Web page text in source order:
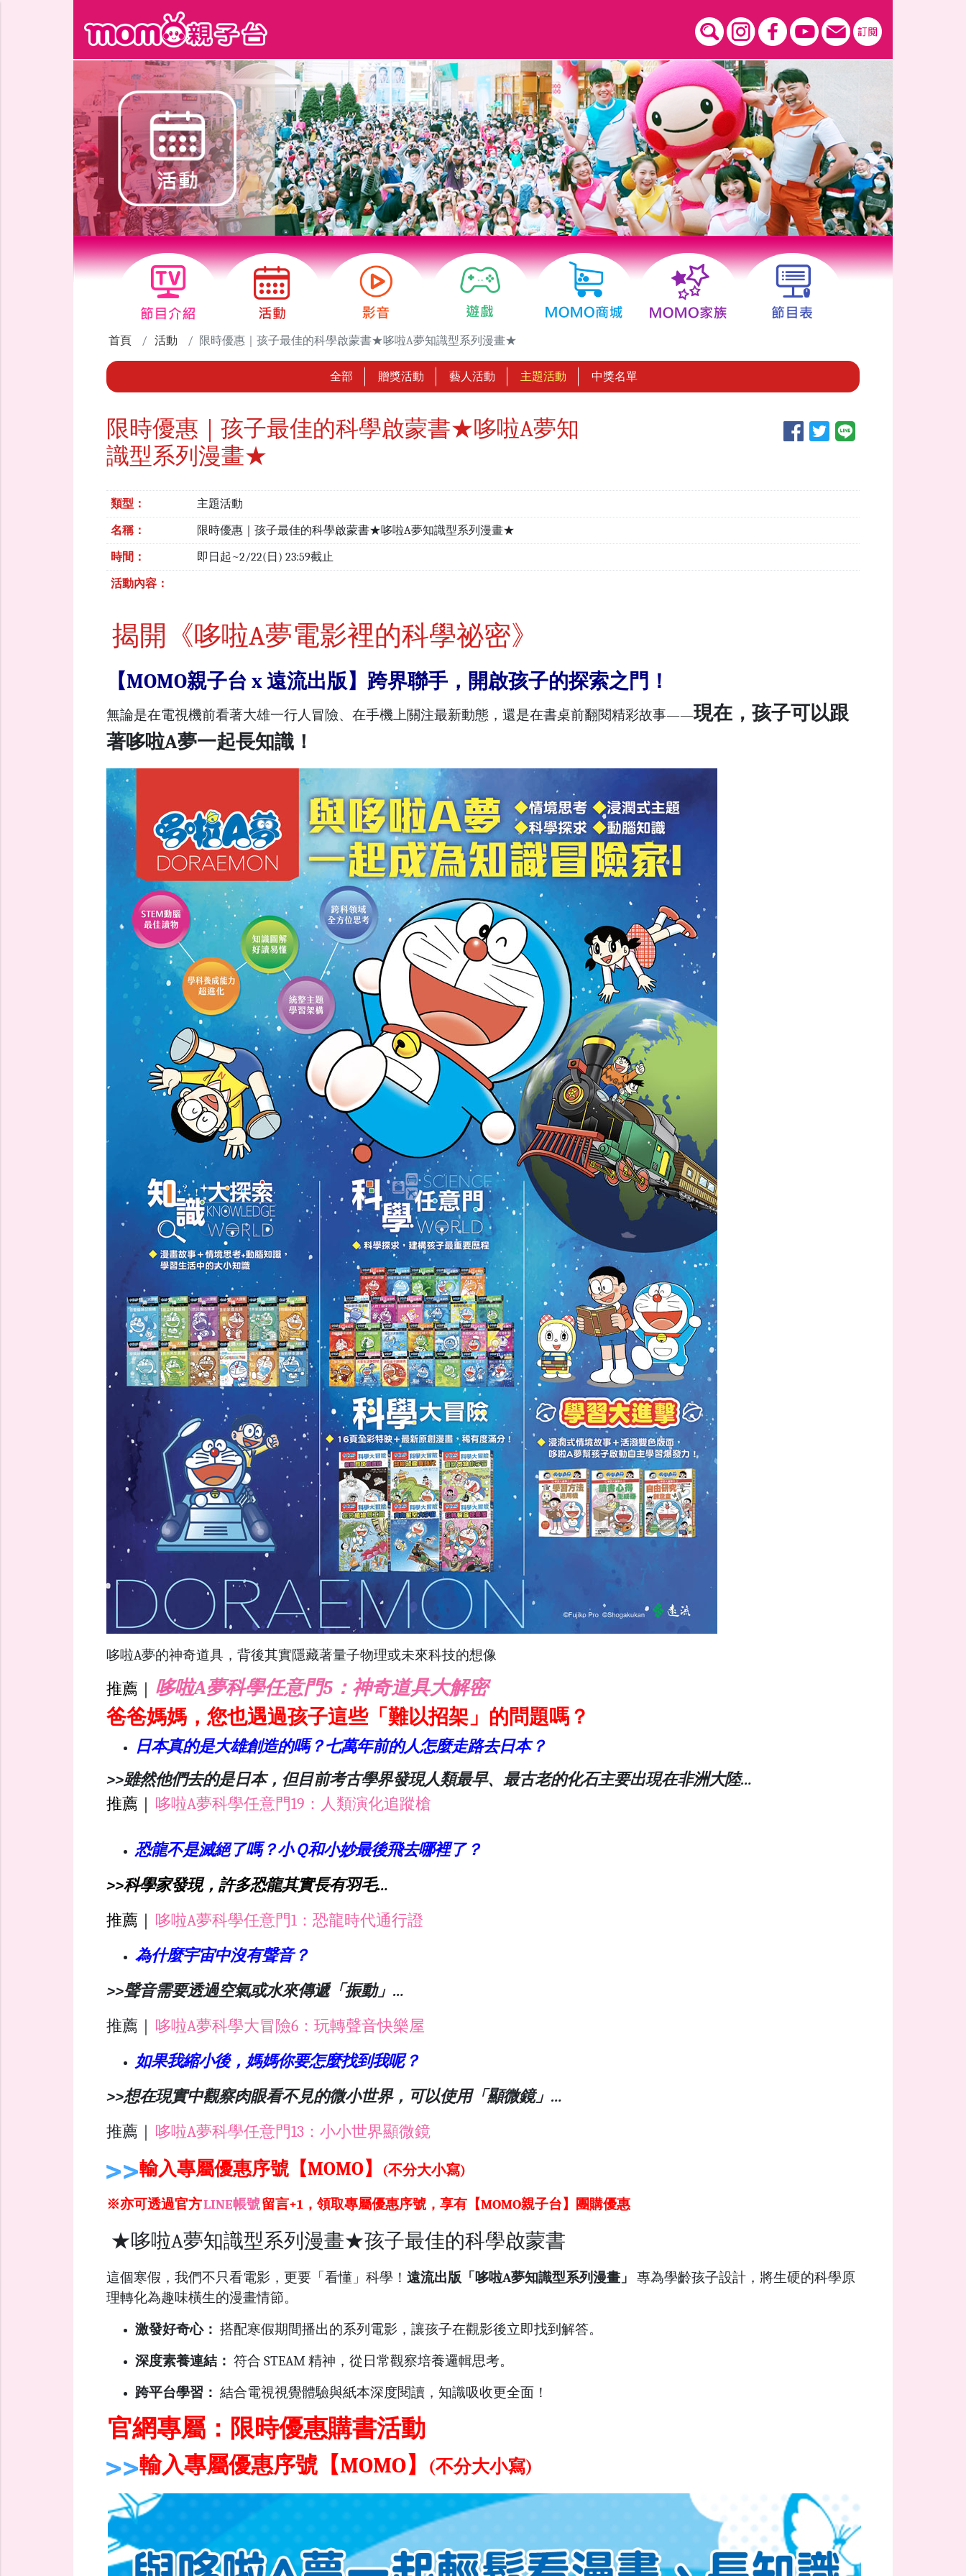
首頁 活動 限時優惠｜孩子最佳的科學啟蒙書★哆啦A夢知識型系列漫畫★
全部 贈獎活動 藝人活動 主題活動 中獎名單
限時優惠｜孩子最佳的科學啟蒙書★哆啦A夢知
識型系列漫畫★
類型： 主題活動
名稱： 限時優惠｜孩子最佳的科學啟蒙書★哆啦A夢知識型系列漫畫★
時間： 即日起~2/22(日) 23:59截止
活動內容：
揭開《哆啦A夢電影裡的科學祕密》
【MOMO親子台 x 遠流出版】跨界聯手，開啟孩子的探索之門！
無論是在電視機前看著大雄一行人冒險、在手機上關注最新動態，還是在書桌前翻閱精彩故事——現在，孩子可以跟
著哆啦A夢一起長知識！
哆啦A夢的神奇道具，背後其實隱藏著量子物理或未來科技的想像
推薦｜ 哆啦A夢科學任意門5：神奇道具大解密
爸爸媽媽，您也遇過孩子這些「難以招架」的問題嗎？
日本真的是大雄創造的嗎？七萬年前的人怎麼走路去日本？
>>雖然他們去的是日本，但目前考古學界發現人類最早、最古老的化石主要出現在非洲大陸…
推薦｜ 哆啦A夢科學任意門19：人類演化追蹤槍
恐龍不是滅絕了嗎？小Ｑ和小妙最後飛去哪裡了？
>>科學家發現，許多恐龍其實長有羽毛…
推薦｜ 哆啦A夢科學任意門1：恐龍時代通行證
為什麼宇宙中沒有聲音？
>>聲音需要透過空氣或水來傳遞「振動」…
推薦｜ 哆啦A夢科學大冒險6：玩轉聲音快樂屋
如果我縮小後，媽媽你要怎麼找到我呢？
>>想在現實中觀察肉眼看不見的微小世界，可以使用「顯微鏡」…
推薦｜ 哆啦A夢科學任意門13：小小世界顯微鏡
輸入專屬優惠序號【MOMO】 (不分大小寫)
※亦可透過官方LINE帳號留言+1，領取專屬優惠序號，享有【MOMO親子台】團購優惠
★哆啦A夢知識型系列漫畫★孩子最佳的科學啟蒙書
這個寒假，我們不只看電影，更要「看懂」科學！ 遠流出版「哆啦A夢知識型系列漫畫」
專為學齡孩子設計，將生硬的科學原
理轉化為趣味橫生的漫畫情節。
激發好奇心： 搭配寒假期間播出的系列電影，讓孩子在觀影後立即找到解答。
深度素養連結： 符合 STEAM 精神，從日常觀察培養邏輯思考。
跨平台學習： 結合電視視覺體驗與紙本深度閱讀，知識吸收更全面！
官網專屬：限時優惠購書活動
輸入專屬優惠序號【MOMO】 (不分大小寫)